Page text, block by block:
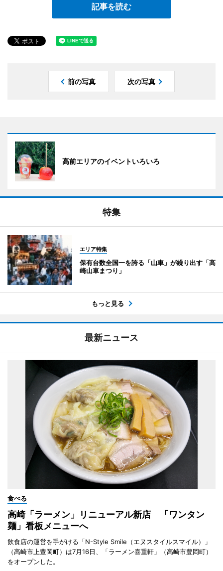
記事を読む
前の写真 次の写真
高前エリアのイベントいろいろ
特集
エリア特集
保有台数全国一を誇る「山車」が繰り出す「高
崎山車まつり」
もっと見る
最新ニュース
食べる
高崎「ラーメン」リニューアル新店 「ワンタン
麺」看板メニューへ
飲食店の運営を手がける「N-Style Smile（エヌスタイルスマイル）」
（高崎市上豊岡町）は7月16日、「ラーメン喜重軒」（高崎市豊岡町）
をオープンした。